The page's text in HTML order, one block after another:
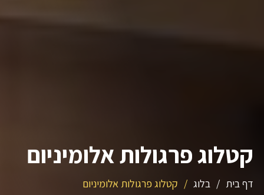
קטלוג פרגולות אלומיניום
דף בית / בלוג / קטלוג פרגולות אלומיניום